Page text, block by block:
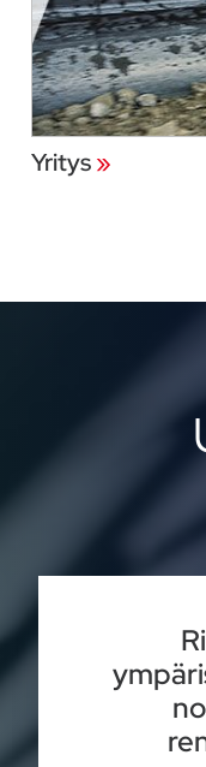
Yritys»